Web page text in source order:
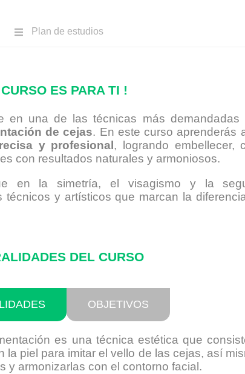
Plan de estudios
CURSO ES PARA TI !
en una de las técnicas más
de cejas. En este curso aprenderás
y profesional , logrando embellecer,
con resultados naturales y armoniosos.
en la simetría, el visagismo y la
técnicos y artísticos que marcan la
DEL CURSO
OBJETIVOS
es una técnica estética que
la piel para imitar el vello de las cejas, así
y armonizarlas con el contorno facial.